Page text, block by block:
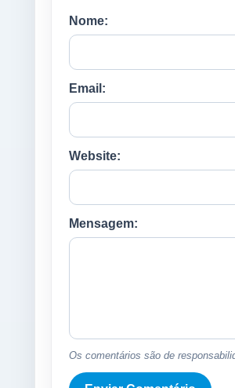
Nome:
Email:
Website:
Mensagem:
Os comentários são de